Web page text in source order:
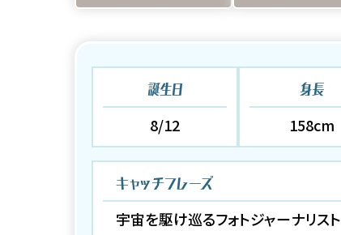
誕生日
8/12
身長
158cm
キャッチフレーズ
宇宙を駆け巡るフォトジャーナリスト